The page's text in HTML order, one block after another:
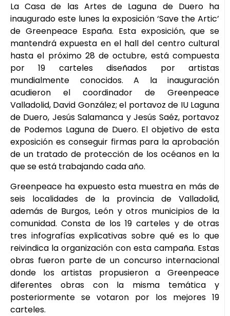
La Casa de las Artes de Laguna de Duero ha
inaugurado este lunes la exposición ‘Save the Artic’
de Greenpeace España. Esta exposición, que se
mantendrá expuesta en el hall del centro cultural
hasta el próximo 28 de octubre, está compuesta
por 19 carteles diseñados por artistas
mundialmente conocidos. A la inauguración
acudieron el coordinador de Greenpeace
Valladolid, David González; el portavoz de IU Laguna
de Duero, Jesús Salamanca y Jesús Saéz, portavoz
de Podemos Laguna de Duero. El objetivo de esta
exposición es conseguir firmas para la aprobación
de un tratado de protección de los océanos en la
que se está trabajando cada año.
Greenpeace ha expuesto esta muestra en más de
seis localidades de la provincia de Valladolid,
además de Burgos, León y otros municipios de la
comunidad. Consta de los 19 carteles y de otras
tres infografías explicativas sobre qué es lo que
reivindica la organización con esta campaña. Estas
obras fueron parte de un concurso internacional
donde los artistas propusieron a Greenpeace
diferentes obras con la misma temática y
posteriormente se votaron por los mejores 19
carteles.